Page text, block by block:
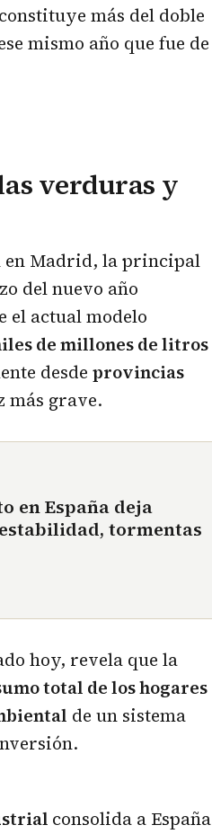
más del doble
mismo año que fue de
verduras y
en Madrid, la principal
del nuevo año
el actual modelo
de millones de litros
desde provincias
más grave.
en España deja
tormentas
hoy, revela que la
total de los hogares
de un sistema
consolida a España